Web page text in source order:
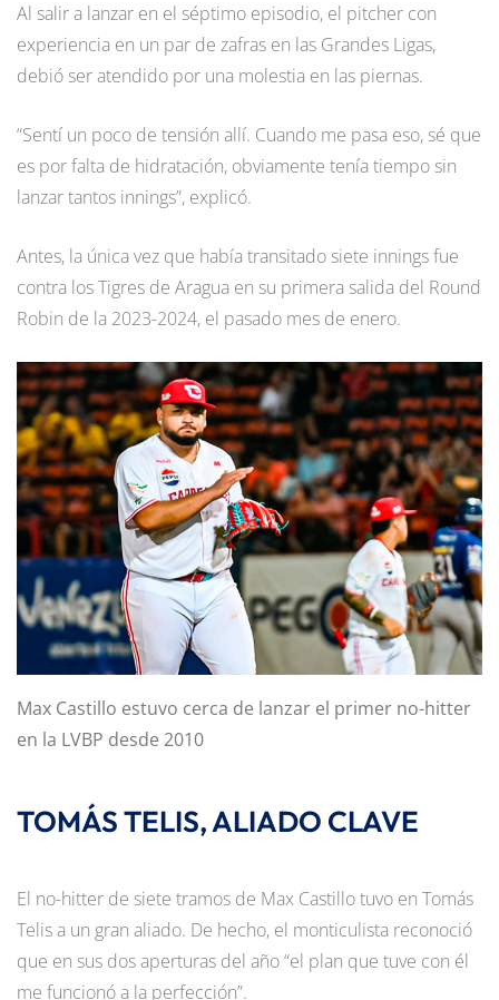
Al salir a lanzar en el séptimo episodio, el pitcher con
experiencia en un par de zafras en las Grandes Ligas,
debió ser atendido por una molestia en las piernas.
“Sentí un poco de tensión allí. Cuando me pasa eso, sé que
es por falta de hidratación, obviamente tenía tiempo sin
lanzar tantos innings”, explicó.
Antes, la única vez que había transitado siete innings fue
contra los Tigres de Aragua en su primera salida del Round
Robin de la 2023-2024, el pasado mes de enero.
Max Castillo estuvo cerca de lanzar el primer no-hitter
en la LVBP desde 2010
TOMÁS TELIS, ALIADO CLAVE
El no-hitter de siete tramos de Max Castillo tuvo en Tomás
Telis a un gran aliado. De hecho, el monticulista reconoció
que en sus dos aperturas del año “el plan que tuve con él
me funcionó a la perfección”.